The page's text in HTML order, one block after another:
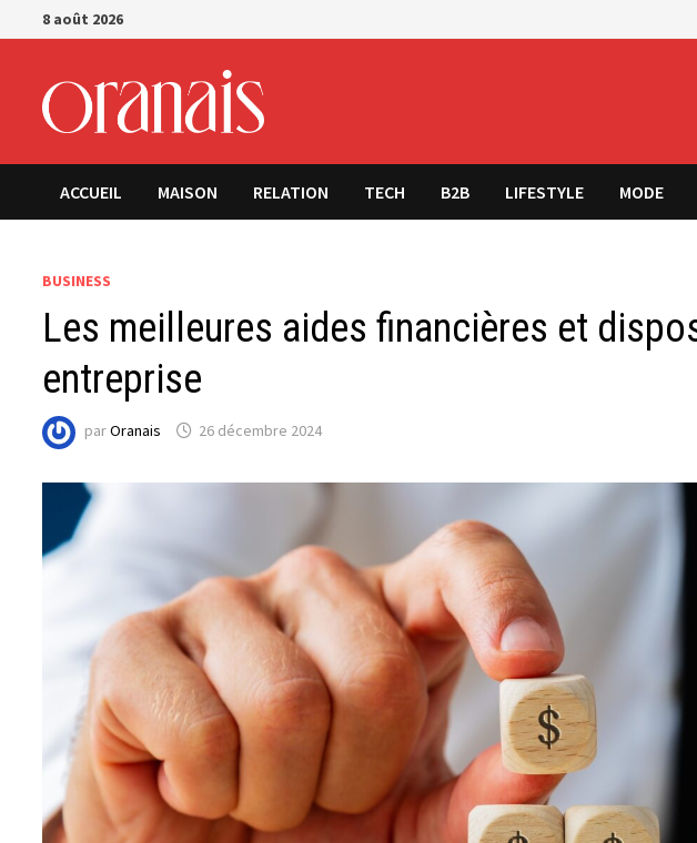
Passer
au
8 août 2026
ACCUEIL MAISON RELATION TECH B2B LIFESTYLE MODE
BUSINESS
Les meilleures aides financières et
entreprise
parOranais 26 décembre 2024